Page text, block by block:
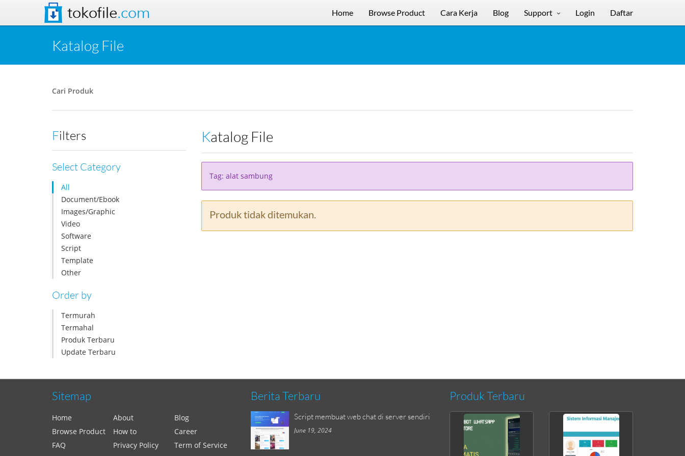
tokofile.com Home Browse Product Cara Kerja Blog Support Login Daftar
Katalog File
Cari Produk
Filters
Select Category
All
Document/Ebook
Images/Graphic
Video
Software
Script
Template
Other
Order by
Termurah
Termahal
Produk Terbaru
Update Terbaru
Katalog File
Tag: alat sambung
Produk tidak ditemukan.
Sitemap
Home About
Blog
Browse Product
How to
Career
FAQ
Privacy Policy
Term of Service
Berita Terbaru
Script membuat web chat di server sendiri
June 19, 2024
Produk Terbaru